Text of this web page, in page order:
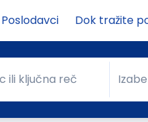
Poslodavci Dok tražite
ključna reč
ili ključna reč Grad